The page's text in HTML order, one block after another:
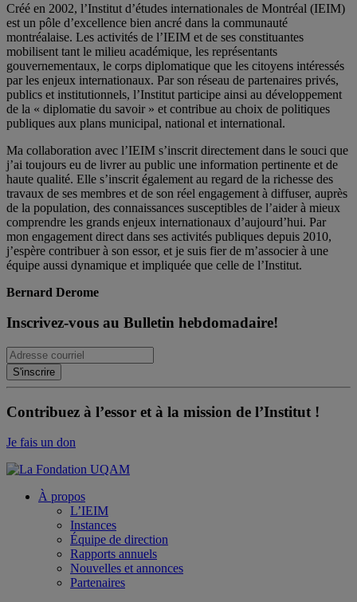
Créé en 2002, l’Institut d’études internationales de Montréal (IEIM)
est un pôle d’excellence bien ancré dans la communauté
montréalaise. Les activités de l’IEIM et de ses constituantes
mobilisent tant le milieu académique, les représentants
gouvernementaux, le corps diplomatique que les citoyens intéressés
par les enjeux internationaux. Par son réseau de partenaires privés,
publics et institutionnels, l’Institut participe ainsi au développement
de la « diplomatie du savoir » et contribue au choix de politiques
publiques aux plans municipal, national et international.
Ma collaboration avec l’IEIM s’inscrit directement dans le souci que
j’ai toujours eu de livrer au public une information pertinente et de
haute qualité. Elle s’inscrit également au regard de la richesse des
travaux de ses membres et de son réel engagement à diffuser, auprès
de la population, des connaissances susceptibles de l’aider à mieux
comprendre les grands enjeux internationaux d’aujourd’hui. Par
mon engagement direct dans ses activités publiques depuis 2010,
j’espère contribuer à son essor, et je suis fier de m’associer à une
équipe aussi dynamique et impliquée que celle de l’Institut.
Bernard Derome
Inscrivez-vous au Bulletin hebdomadaire!
Contribuez à l’essor et à la mission de l’Institut !
Je fais un don
À propos
L’IEIM
Instances
Équipe de direction
Rapports annuels
Nouvelles et annonces
Partenaires